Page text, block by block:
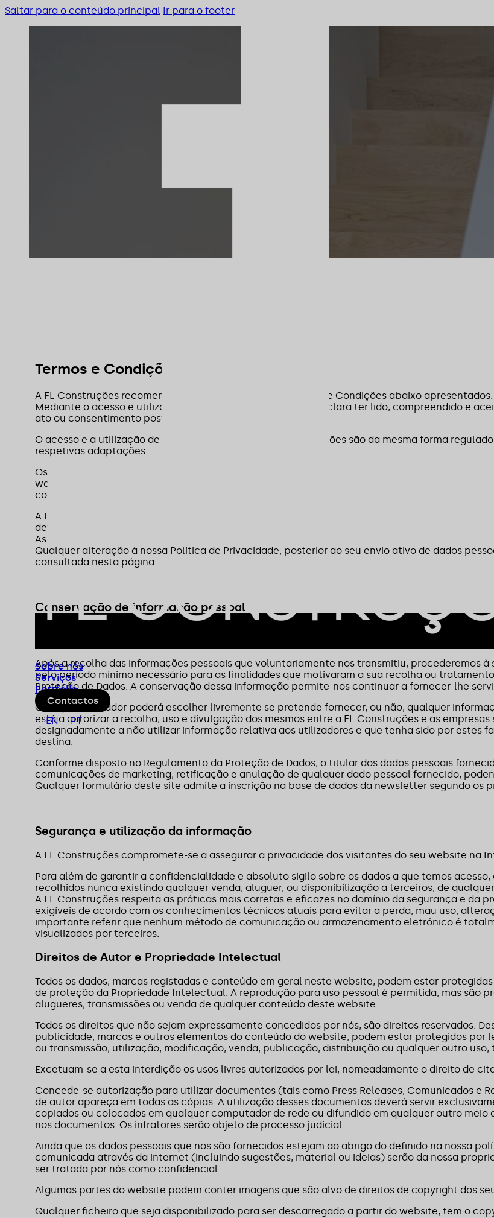
Saltar para o conteúdo principal Ir para o footer
Sobre nós
Serviços
Portfólio
Contactos
EN
PT
Termos e Condições
A FL Construções recomenda uma leitura atenta dos Termos e Condições abaixo apresentados.
Mediante o acesso e utilização deste Website, o utilizador declara ter lido, compreendido e
ato ou consentimento posterior.
O acesso e a utilização de outras plataformas da FL Construções são da mesma forma
respetivas adaptações.
Os Termos e Condições poderão ser alterados em qualquer momento, considerando-se que
website. O acesso e a utilização posteriores do website ou plataformas pelo utilizador, serão
compreendeu e aceitou as novas alterações aos Termos e Condições.
A FL Construções, está empenhada em respeitar a privacidade dos seus utilizadores, por esta
devidamente os utilizadores de como o website funciona e como a sua informação pessoal é
As referências nesta Política de Privacidade à “FL Construções”, “nós”, “nos” ou “nosso”
Qualquer alteração à nossa Política de Privacidade, posterior ao seu envio ativo de dados
consultada nesta página.
Conservação de informação pessoal
Nos termos do Regulamento Geral de Proteção de Dados (RGPD) – Regulamento (UE) 2016/
Após a recolha das informações pessoais que voluntariamente nos transmitiu, procederemos
pelo período mínimo necessário para as finalidades que motivaram a sua recolha ou
Proteção de Dados. A conservação dessa informação permite-nos continuar a fornecer-lhe
Qualquer utilizador poderá escolher livremente se pretende fornecer, ou não, qualquer
está a autorizar a recolha, uso e divulgação dos mesmos entre a FL Construções e as
designadamente a não utilizar informação relativa aos utilizadores e que tenha sido por estes
destina.
Conforme disposto no Regulamento da Proteção de Dados, o titular dos dados pessoais
comunicações de marketing, retificação e anulação de qualquer dado pessoal fornecido,
Qualquer formulário deste site admite a inscrição na base de dados da newsletter segundo os
Segurança e utilização da informação
A FL Construções compromete-se a assegurar a privacidade dos visitantes do seu website na
Para além de garantir a confidencialidade e absoluto sigilo sobre os dados a que temos
recolhidos nunca existindo qualquer venda, aluguer, ou disponibilização a terceiros, de
A FL Construções respeita as práticas mais corretas e eficazes no domínio da segurança e da
exigíveis de acordo com os conhecimentos técnicos atuais para evitar a perda, mau uso,
importante referir que nenhum método de comunicação ou armazenamento eletrónico é
visualizados por terceiros.
Direitos de Autor e Propriedade Intelectual
Todos os dados, marcas registadas e conteúdo em geral neste website, podem estar
de proteção da Propriedade Intelectual. A reprodução para uso pessoal é permitida, mas são
alugueres, transmissões ou venda de qualquer conteúdo deste website.
Todos os direitos que não sejam expressamente concedidos por nós, são direitos reservados.
publicidade, marcas e outros elementos do conteúdo do website, podem estar protegidos
ou transmissão, utilização, modificação, venda, publicação, distribuição ou qualquer outro
Excetuam-se a esta interdição os usos livres autorizados por lei, nomeadamente o direito de
Concede-se autorização para utilizar documentos (tais como Press Releases, Comunicados e
de autor apareça em todas as cópias. A utilização desses documentos deverá servir
copiados ou colocados em qualquer computador de rede ou difundido em qualquer outro
nos documentos. Os infratores serão objeto de processo judicial.
Ainda que os dados pessoais que nos são fornecidos estejam ao abrigo do definido na nossa
comunicada através da internet (incluindo sugestões, material ou ideias) serão da nossa
ser tratada por nós como confidencial.
Algumas partes do website podem conter imagens que são alvo de direitos de copyright dos
Qualquer ficheiro que seja disponibilizado para ser descarregado a partir do website, tem o